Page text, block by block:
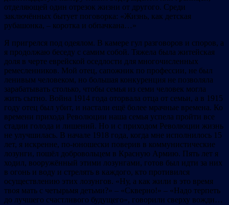
отделяющей один отрезок жизни от другого. Среди
заключённых бытует поговорка: «Жизнь, как детская
рубашонка, – коротка и обпачкана…»
Я пригрелся под одеялом. В камере гул разговоров и споров, а
я продолжаю беседу с самим собой. Тяжела была житейская
доля в черте еврейской оседлости для многочисленных
ремесленников. Мой отец, сапожник по профессии, не был
ленивым человеком, но большая конкуренция не позволяла
зарабатывать столько, чтобы семья из семи человек могла
жить сытно. Война 1914 года оторвала отца от семьи, а в 1915
году отец был убит, и настали ещё более мрачные времена. Ко
времени прихода Революции наша семья успела пройти все
стадии голода и лишений. Но и с приходом Революции жизнь
не улучшилась. В начале 1918 года, когда мне исполнилось 15
лет, я искренне, по-юношески поверив в коммунистические
лозунги, пошёл добровольцем в Красную Армию. Пять лет я
ходил, вооружённый этими лозунгами, готов был идти за них
в огонь и воду и стрелять в каждого, кто противился
осуществлению этих лозунгов. «Ну, а как жили в это время
твоя мать с четырьмя детьми?» – «Скверно!» – «Надо терпеть
до лучшего счастливого будущего», говорили сверху вожди…